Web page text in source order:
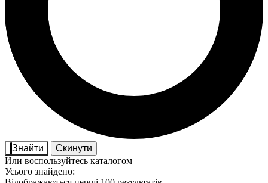
Знайти
Скинути
Или воспользуйтесь каталогом
Усього знайдено: